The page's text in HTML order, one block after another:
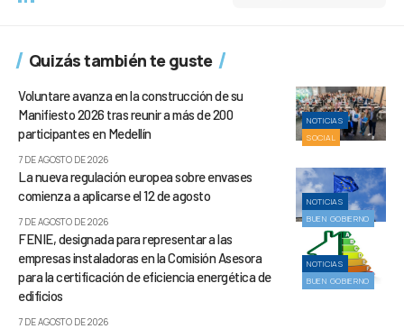
Quizás también te guste
NOTICIAS
SOCIAL
Voluntare avanza en la construcción de su
Manifiesto 2026 tras reunir a más de 200
participantes en Medellín
7 DE AGOSTO DE 2026
NOTICIAS
BUEN GOBIERNO
La nueva regulación europea sobre envases
comienza a aplicarse el 12 de agosto
7 DE AGOSTO DE 2026
NOTICIAS
BUEN GOBIERNO
FENIE, designada para representar a las
empresas instaladoras en la Comisión Asesora
para la certificación de eficiencia energética de
edificios
7 DE AGOSTO DE 2026